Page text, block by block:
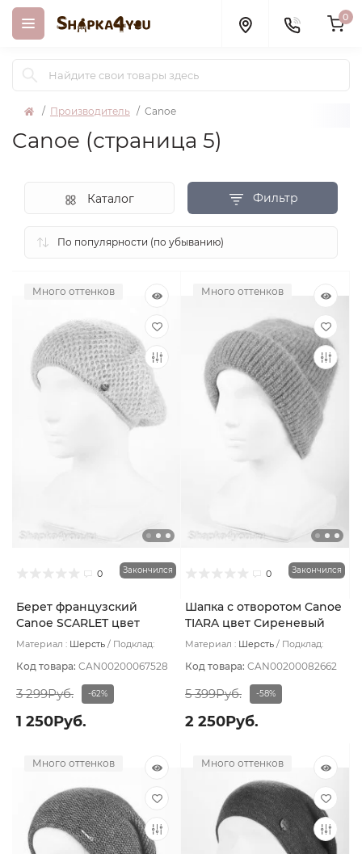
0
Производитель Canoe
Canoe (страница 5)
Фильтр
Каталог
Много оттенков
0 Закончился
Берет французский
Canoe SCARLET цвет
Серый светлый
Материал : Шерсть
Подклад:
Код товара: CAN00200067528
3 299Руб. -62%
1 250Руб.
Много оттенков
0 Закончился
Шапка с отворотом Canoe
TIARA цвет Сиреневый
Материал : Шерсть
Подклад:
Код товара: CAN00200082662
5 399Руб. -58%
2 250Руб.
Много оттенков Много оттенков